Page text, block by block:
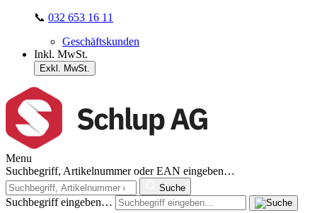
📞 032 653 16 11
Geschäftskunden
Inkl. MwSt.
Exkl. MwSt.
Menu
Suchbegriff, Artikelnummer oder EAN eingeben…
Suche
Suchbegriff eingeben…